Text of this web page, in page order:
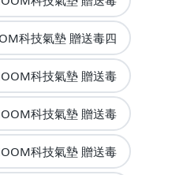
科技氣墊 贈送毒四
科技氣墊 贈送毒
科技氣墊 贈送毒
科技氣墊 贈送毒